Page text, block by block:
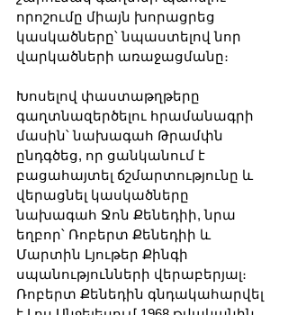
որոշումը միայն խորացրեց
կասկածները՝ նպաստելով նոր
վարկածների առաջացմանը։
Խոսելով փաստաթղթերը
գաղտնազերծելու հրամանագրի
մասին՝ նախագահ Թրամփն
ընդգծեց, որ ցանկանում է
բացահայտել ճշմարտությունը և
վերացնել կասկածները
նախագահ Ջոն Քենեդիի, նրա
եղբոր՝ Ռոբերտ Քենեդիի և
Մարտին Լյութեր Քինգի
սպանությունների վերաբերյալ։
Ռոբերտ Քենեդին գնդակահարվել